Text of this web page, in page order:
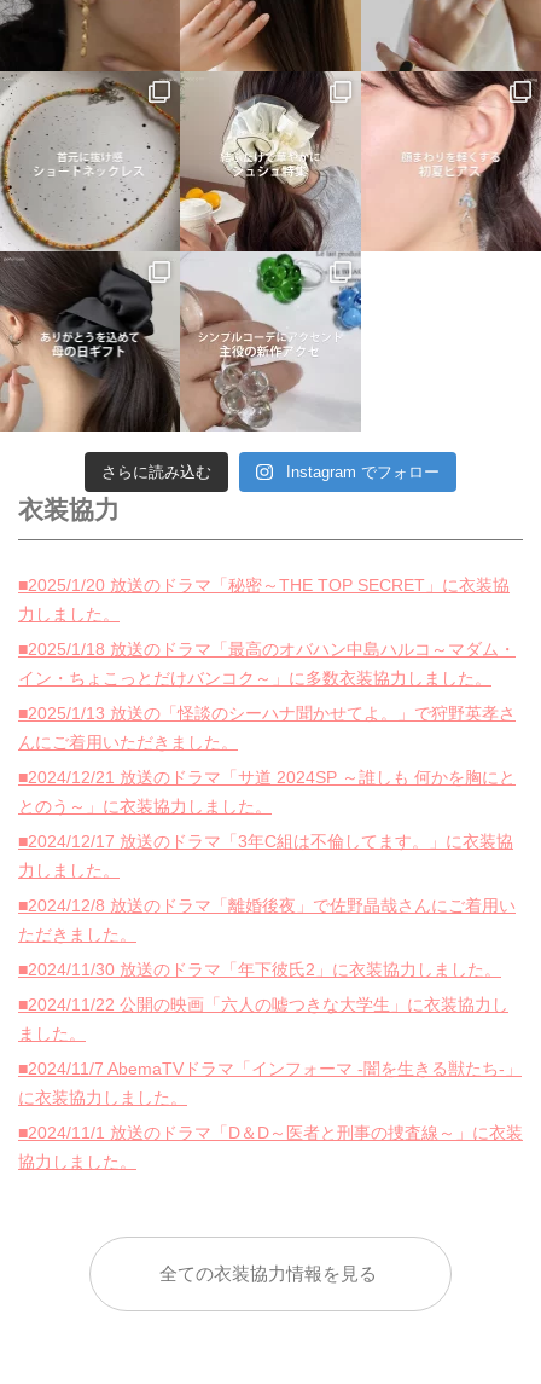
さらに読み込む Instagram でフォロー
衣装協力
■2025/1/20 放送のドラマ「秘密～THE TOP SECRET」に衣装協
力しました。
■2025/1/18 放送のドラマ「最高のオバハン中島ハルコ～マダム・
イン・ちょこっとだけバンコク～」に多数衣装協力しました。
■2025/1/13 放送の「怪談のシーハナ聞かせてよ。」で狩野英孝さ
んにご着用いただきました。
■2024/12/21 放送のドラマ「サ道 2024SP ～誰しも 何かを胸にと
とのう～」に衣装協力しました。
■2024/12/17 放送のドラマ「3年C組は不倫してます。」に衣装協
力しました。
■2024/12/8 放送のドラマ「離婚後夜」で佐野晶哉さんにご着用い
ただきました。
■2024/11/30 放送のドラマ「年下彼氏2」に衣装協力しました。
■2024/11/22 公開の映画「六人の嘘つきな大学生」に衣装協力し
ました。
■2024/11/7 AbemaTVドラマ「インフォーマ -闇を生きる獣たち-」
に衣装協力しました。
■2024/11/1 放送のドラマ「D＆D～医者と刑事の捜査線～」に衣装
協力しました。
全ての衣装協力情報を見る